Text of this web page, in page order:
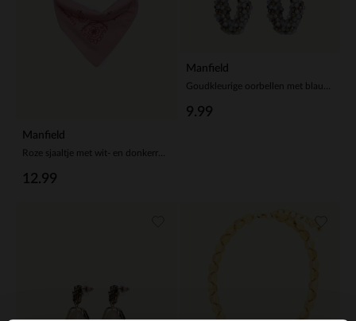
Manfield
Roze sjaaltje met wit- en donkerroze details
12.99
Manfield
9.99